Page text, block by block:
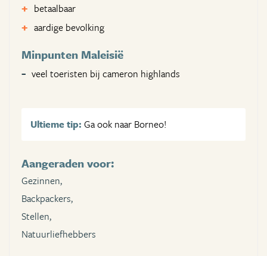
betaalbaar
aardige bevolking
Minpunten Maleisië
veel toeristen bij cameron highlands
Ultieme tip: Ga ook naar Borneo!
Aangeraden voor:
Gezinnen,
Backpackers,
Stellen,
Natuurliefhebbers